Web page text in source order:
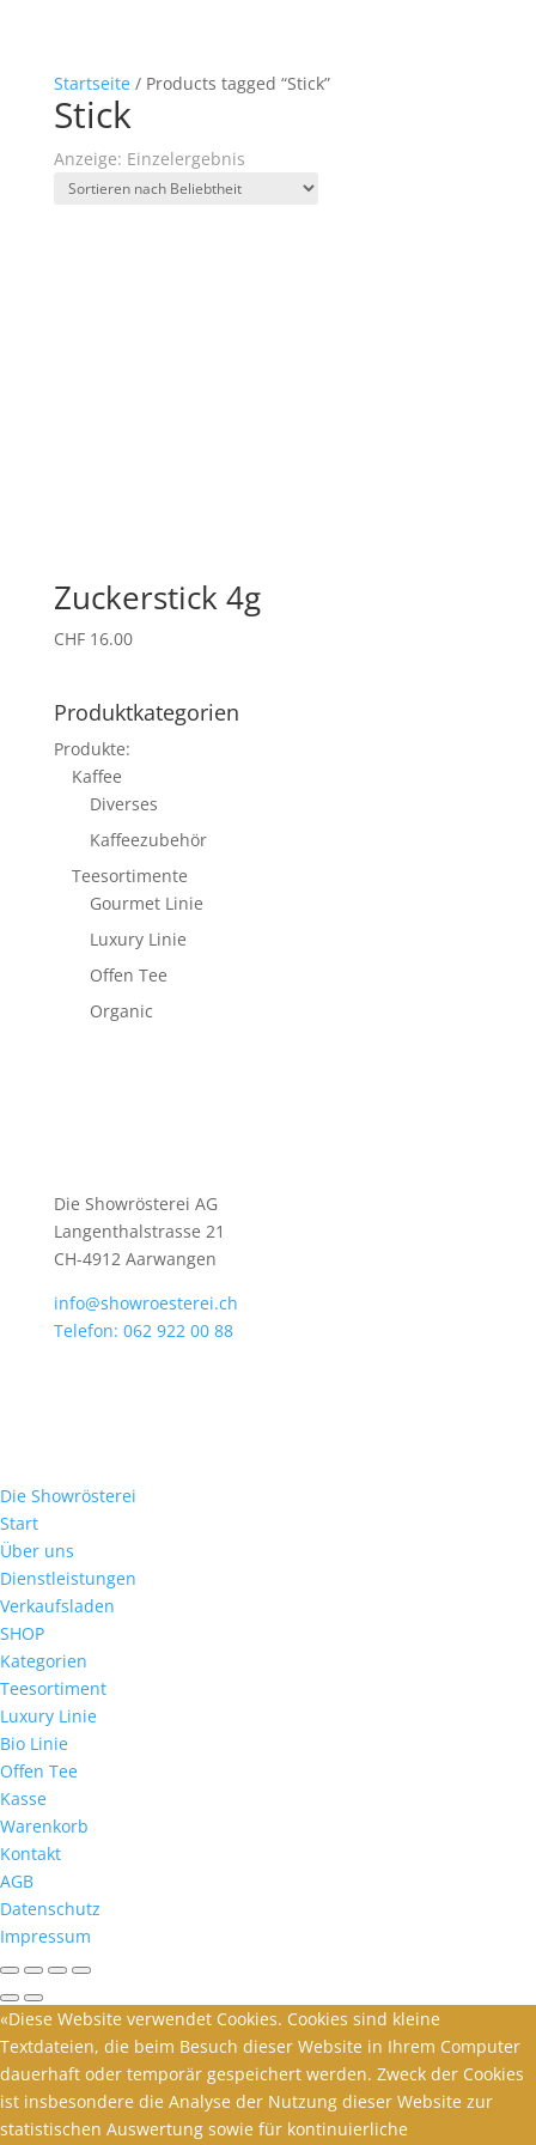
Startseite/ Products tagged “Stick”
Stick
Anzeige: Einzelergebnis
Zuckerstick 4g
CHF16.00
Produktkategorien
Produkte:
Kaffee
Diverses
Kaffeezubehör
Teesortimente
Gourmet Linie
Luxury Linie
Offen Tee
Organic
Die Showrösterei AG
Langenthalstrasse 21
CH-4912 Aarwangen
info@showroesterei.ch
Telefon: 062 922 00 88
Die Showrösterei
Start
Über uns
Dienstleistungen
Verkaufsladen
SHOP
Kategorien
Teesortiment
Luxury Linie
Bio Linie
Offen Tee
Kasse
Warenkorb
Kontakt
AGB
Datenschutz
Impressum
«Diese Website verwendet Cookies. Cookies sind kleine
Textdateien, die beim Besuch dieser Website in Ihrem Computer
dauerhaft oder temporär gespeichert werden. Zweck der Cookies
ist insbesondere die Analyse der Nutzung dieser Website zur
statistischen Auswertung sowie für kontinuierliche